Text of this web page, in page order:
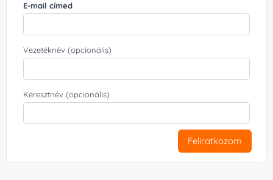
E-mail címed
Vezetéknév (opcionális)
Keresztnév (opcionális)
Feliratkozom